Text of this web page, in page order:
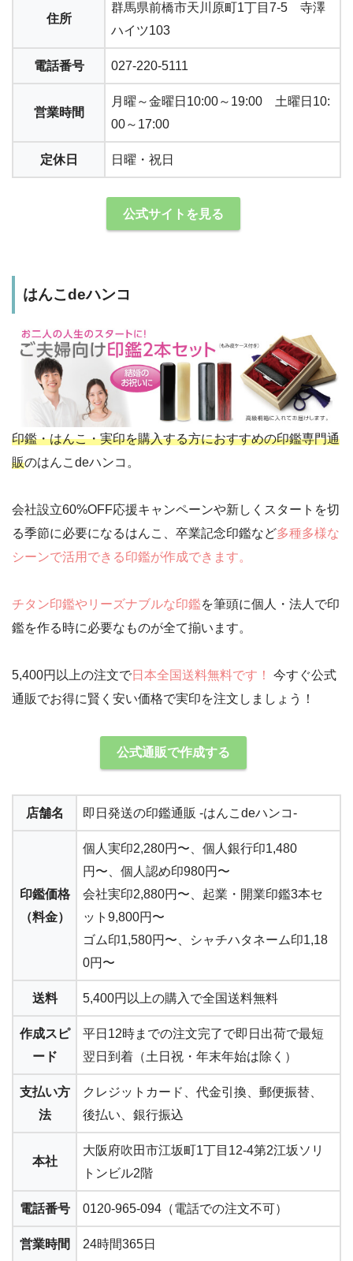
住所
群馬県前橋市天川原町1丁目7-5 寺澤
ハイツ103
電話番号 027-220-5111
営業時間
月曜～金曜日10:00～19:00 土曜日10:
00～17:00
定休日 日曜・祝日
公式サイトを見る
はんこdeハンコ
印鑑・はんこ・実印を購入する方におすすめの印鑑専門通
販のはんこdeハンコ。
会社設立60%OFF応援キャンペーンや新しくスタートを切
る季節に必要になるはんこ、卒業記念印鑑など多種多様な
シーンで活用できる印鑑が作成できます。
チタン印鑑やリーズナブルな印鑑を筆頭に個人・法人で印
鑑を作る時に必要なものが全て揃います。
5,400円以上の注文で日本全国送料無料です！
今すぐ公式
通販でお得に賢く安い価格で実印を注文しましょう！
公式通販で作成する
店舗名 即日発送の印鑑通販 -はんこdeハンコ-
印鑑価格
（料金）
個人実印2,280円〜 、個人銀行印1,480
円〜、個人認め印980円〜
会社実印2,880円〜 、起業・開業印鑑3本セ
ット9,800円〜
ゴム印1,580円〜、シャチハタネーム印1,18
0円〜
送料 5,400円以上の購入で全国送料無料
作成スピ
ード
平日12時までの注文完了で即日出荷で最短
翌日到着 （土日祝・年末年始は除く）
支払い方
法
クレジットカード、代金引換、郵便振替、
後払い、銀行振込
本社
大阪府吹田市江坂町1丁目12-4第2江坂ソリ
トンビル2階
電話番号 0120-965-094（電話での注文不可）
営業時間 24時間365日